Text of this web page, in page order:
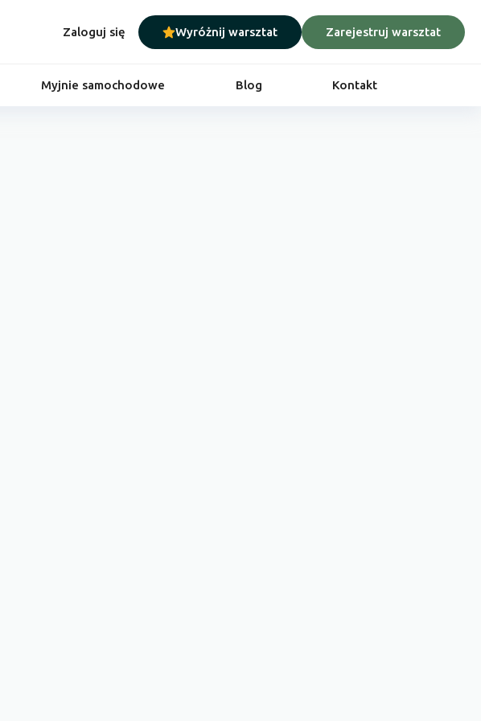
Zaloguj się Wyróżnij warsztat Zarejestruj warsztat
Myjnie samochodowe Blog Kontakt